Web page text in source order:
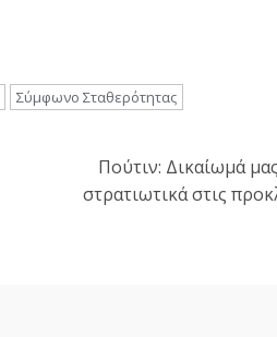
Σύμφωνο Σταθερότητας
Πούτιν: Δικαίωμά
στρατιωτικά στις